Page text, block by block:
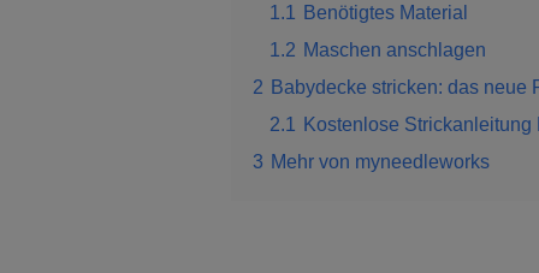
1.1 Benötigtes Material
1.2 Maschen anschlagen
2 Babydecke stricken: das neue
2.1 Kostenlose
3 Mehr von myneedleworks